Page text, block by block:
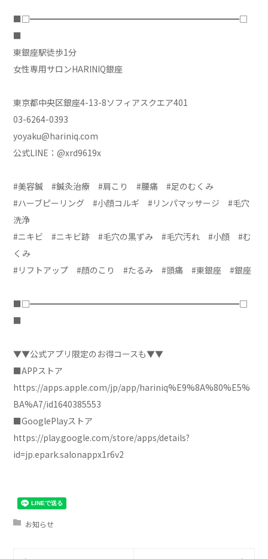
■□━━━━━━━━━━━━━━━━━━━━━━━━━□
■
東銀座駅徒歩1分
女性専用サロンHARINIQ銀座
東京都中央区銀座4-13-8ソフィアスクエア401
03-6264-0393
yoyaku@hariniq.com
公式LINE：@xrd9619x
#美容鍼 #鍼灸治療 #肩こり #腰痛 #足のむくみ
#ハーブピーリング #小顔コルギ #リンパマッサージ #毛穴
洗浄
#ニキビ #ニキビ跡 #毛穴の黒ずみ #毛穴汚れ #小顔 #む
くみ
#リフトアップ #顔のこり #たるみ #頭痛 #東銀座 #銀座
■□━━━━━━━━━━━━━━━━━━━━━━━━━□
■
▼▼公式アプリ限定のお得コースも▼▼
■APPストア
https://apps.apple.com/jp/app/hariniq%E9%8A%80%E5%
BA%A7/id1640385553
■GooglePlayストア
https://play.google.com/store/apps/details?
id=jp.epark.salonappx1r6v2
お知らせ